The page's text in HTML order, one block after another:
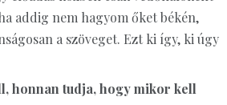
addig nem hagyom őket békén,
a szöveget. Ezt ki így, ki úgy
honnan tudja, hogy mikor kell